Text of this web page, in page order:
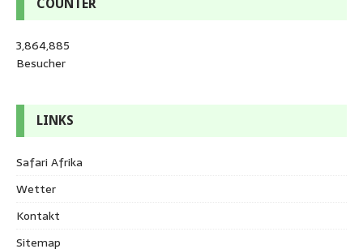
COUNTER
3,864,885
Besucher
LINKS
Safari Afrika
Wetter
Kontakt
Sitemap